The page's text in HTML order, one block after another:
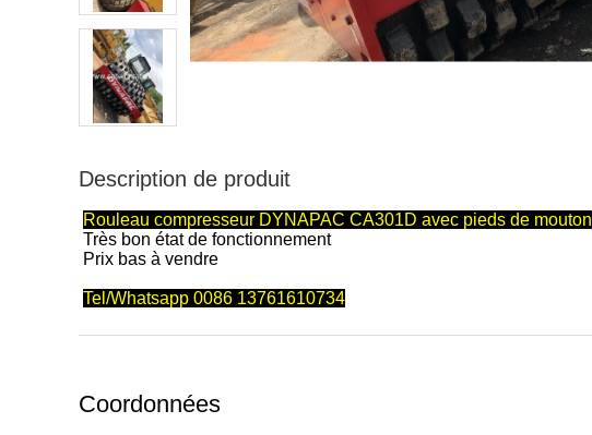
Description de produit
Rouleau compresseur DYNAPAC CA301D avec pieds de mouton
Très bon état de fonctionnement
Prix bas à vendre
Tel/Whatsapp 0086 13761610734
Coordonnées